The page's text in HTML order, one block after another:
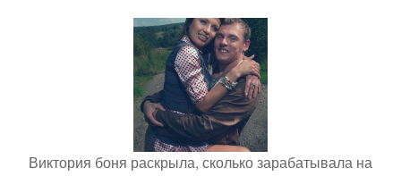
Виктория боня раскрыла, сколько зарабатывала на